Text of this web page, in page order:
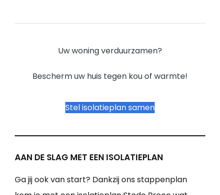
Uw woning verduurzamen?
Bescherm uw huis tegen kou of warmte!
Stel isolatieplan samen
AAN DE SLAG MET EEN ISOLATIEPLAN
Ga jij ook van start? Dankzij ons stappenplan